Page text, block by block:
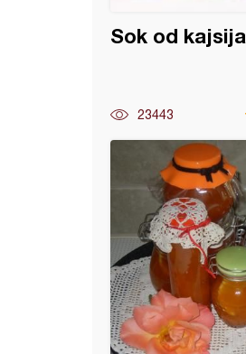
Sok od kajsija
23443